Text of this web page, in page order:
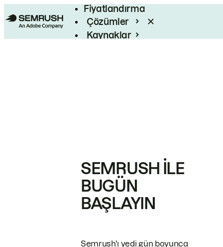
Fiyatlandırma
Çözümler
Kaynaklar
SEMRUSH ILE
BUGÜN
BAŞLAYIN
Semrush'ı yedi gün boyunca